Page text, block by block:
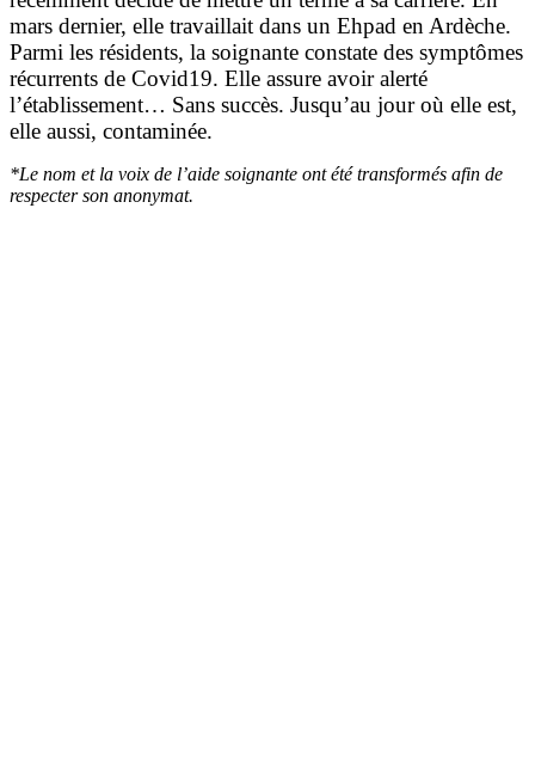
mars dernier, elle travaillait dans un Ehpad en Ardèche.
Parmi les résidents, la soignante constate des symptômes
récurrents de Covid19. Elle assure avoir alerté
l’établissement… Sans succès. Jusqu’au jour où elle est,
elle aussi, contaminée.
*Le nom et la voix de l’aide soignante ont été transformés afin de
respecter son anonymat.